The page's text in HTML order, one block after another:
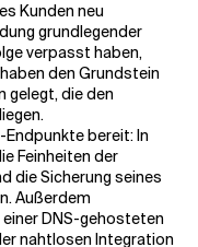
Kunden neu
grundlegender
verpasst haben,
den Grundstein
gelegt, die den
bereit: In
Feinheiten der
die Sicherung seines
Außerdem
DNS-gehosteten
nahtlosen Integration